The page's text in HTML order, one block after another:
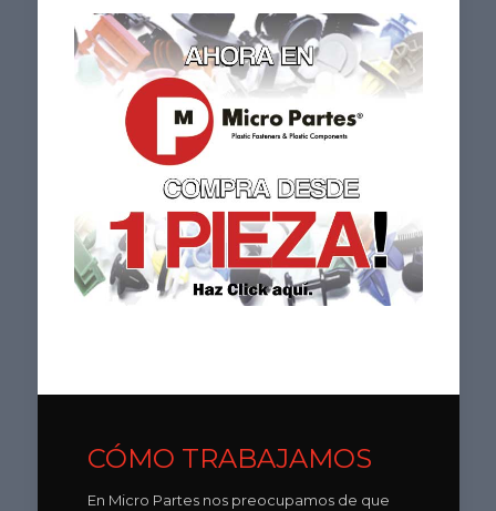
CÓMO TRABAJAMOS
En Micro Partes nos preocupamos de que